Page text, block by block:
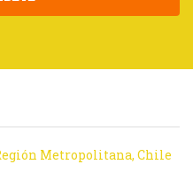
Metropolitana, Chile